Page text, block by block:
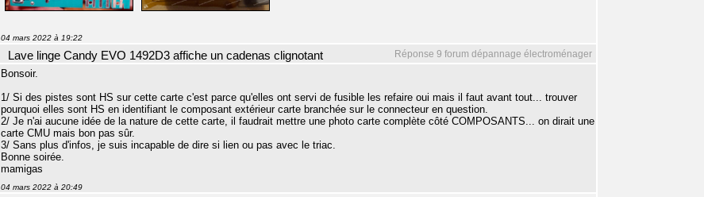
04 mars 2022 à 19:22
Réponse 9 forum dépannage électroménager
Lave linge Candy EVO 1492D3 affiche un cadenas clignotant
Bonsoir.
1/ Si des pistes sont HS sur cette carte c'est parce qu'elles ont servi de fusible les refaire oui mais il faut avant tout... trouver
pourquoi elles sont HS en identifiant le composant extérieur carte branchée sur le connecteur en question.
2/ Je n'ai aucune idée de la nature de cette carte, il faudrait mettre une photo carte complète côté COMPOSANTS... on dirait une
carte CMU mais bon pas sûr.
3/ Sans plus d'infos, je suis incapable de dire si lien ou pas avec le triac.
Bonne soirée.
mamigas
04 mars 2022 à 20:49